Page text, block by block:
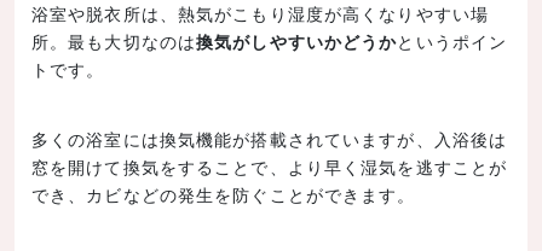
浴室や脱衣所は、熱気がこもり湿度が高くなりやすい場
所。最も大切なのは換気がしやすいかどうかというポイン
トです。
多くの浴室には換気機能が搭載されていますが、入浴後は
窓を開けて換気をすることで、より早く湿気を逃すことが
でき、カビなどの発生を防ぐことができます。